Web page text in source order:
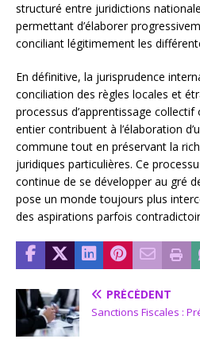
structuré entre juridictions
permettant d’élaborer
conciliant légitimement les
En définitive, la jurisprudence
conciliation des règles locales et
processus d’apprentissage
entier contribuent à l’élaboration
commune tout en préservant la
juridiques particulières. Ce
continue de se développer au gré
pose un monde toujours plus
des aspirations parfois
PRÉCÉDENT
Sanctions Fiscales :